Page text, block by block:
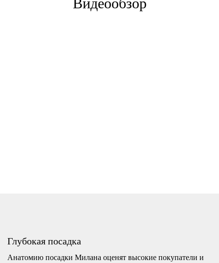
Глубокая посадка
Анатомию посадки Милана оценят высокие покупатели и